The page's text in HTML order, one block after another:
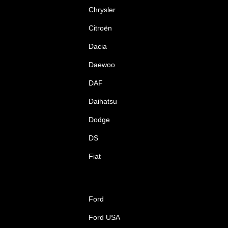
Chrysler
Citroën
Dacia
Daewoo
DAF
Daihatsu
Dodge
DS
Fiat
Ford
Ford USA